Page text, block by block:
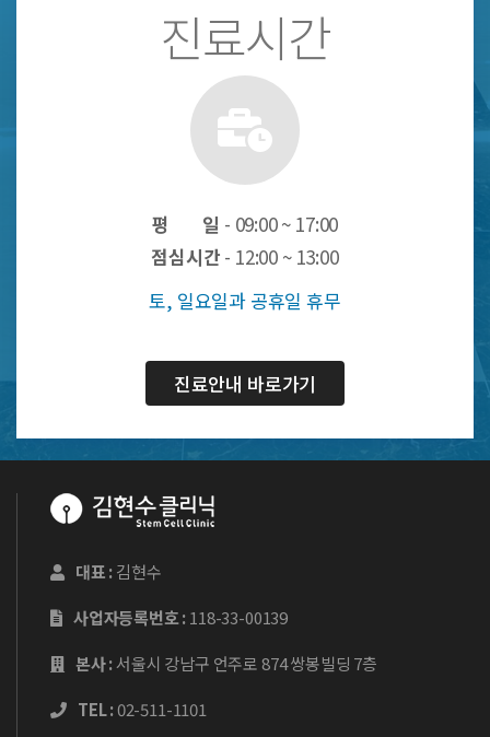
진료시간
평 일 - 09:00 ~ 17:00
점심시간 - 12:00 ~ 13:00
토, 일요일과 공휴일 휴무
진료안내 바로가기
대표 :김현수
사업자등록번호 :118-33-00139
본사 :서울시 강남구 언주로 874 쌍봉빌딩 7층
TEL :02-511-1101